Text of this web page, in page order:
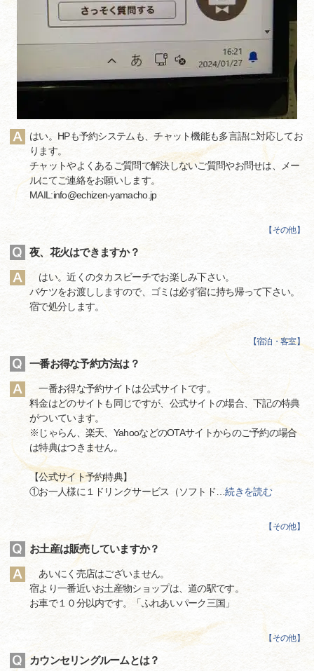
はい。HPも予約システムも、チャット機能も多言語に対応してお
ります。
チャットやよくあるご質問で解決しないご質問やお問せは、メー
ルにてご連絡をお願いします。
MAIL:info@echizen-yamacho.jp
【その他】
夜、花火はできますか？
はい。近くのタカスビーチでお楽しみ下さい。
バケツをお渡ししますので、ゴミは必ず宿に持ち帰って下さい。
宿で処分します。
【宿泊・客室】
一番お得な予約方法は？
一番お得な予約サイトは公式サイトです。
料金はどのサイトも同じですが、公式サイトの場合、下記の特典
がついています。
※じゃらん、楽天、YahooなどのOTAサイトからのご予約の場合
は特典はつきません。
【公式サイト予約特典】
①お一人様に１ドリンクサービス（ソフトド …続きを読む
【その他】
お土産は販売していますか？
あいにく売店はございません。
宿より一番近いお土産物ショップは、道の駅です。
お車で１０分以内です。「ふれあいパーク三国」
【その他】
カウンセリングルームとは？